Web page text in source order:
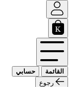
القائمة
حسابي
رجوع